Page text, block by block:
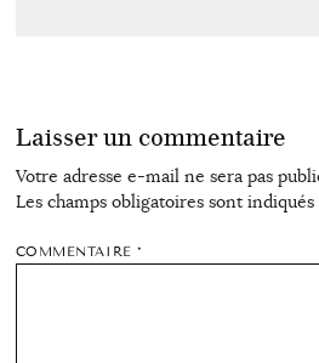
Laisser un commentaire
Votre adresse e-mail ne sera pas
Les champs obligatoires sont indiqués
COMMENTAIRE*